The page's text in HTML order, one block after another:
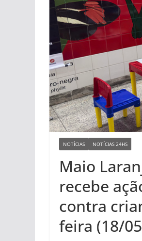
NOTÍCIAS NOTÍCIAS 24HS
Maio
recebe
contra
feira (18/